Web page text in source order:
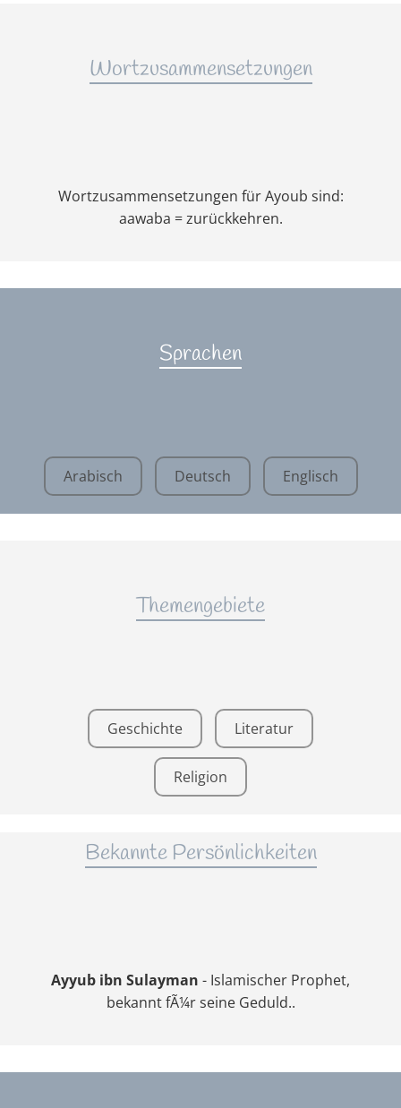
Wortzusammensetzungen
Wortzusammensetzungen für Ayoub sind:
aawaba = zurückkehren.
Sprachen
Arabisch Deutsch Englisch
Themengebiete
Geschichte Literatur
Religion
Bekannte Persönlichkeiten
Ayyub ibn Sulayman - Islamischer Prophet,
bekannt fÃ¼r seine Geduld..